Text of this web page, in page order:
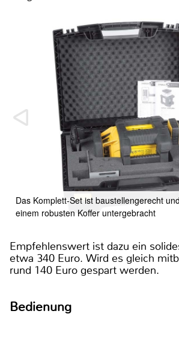
Das Komplett-Set ist baustellengerecht
einem robusten Koffer untergebracht
Empfehlenswert ist dazu ein
etwa 340 Euro. Wird es gleich
rund 140 Euro gespart werden.
Bedienung